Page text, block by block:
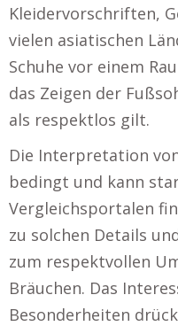
Kleidervorschriften,
vielen asiatischen
Schuhe vor einem
das Zeigen der
als respektlos gilt.
Die Interpretation
bedingt und kann
Vergleichsportalen
zu solchen Details
zum respektvollen
Bräuchen. Das
Besonderheiten